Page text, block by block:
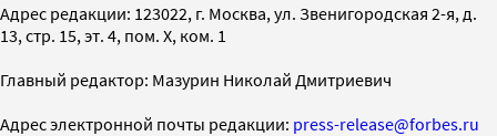
Адрес редакции: 123022, г. Москва, ул. Звенигородская 2-я, д.
13, стр. 15, эт. 4, пом. X, ком. 1
Главный редактор: Мазурин Николай Дмитриевич
Адрес электронной почты редакции: press-release@forbes.ru